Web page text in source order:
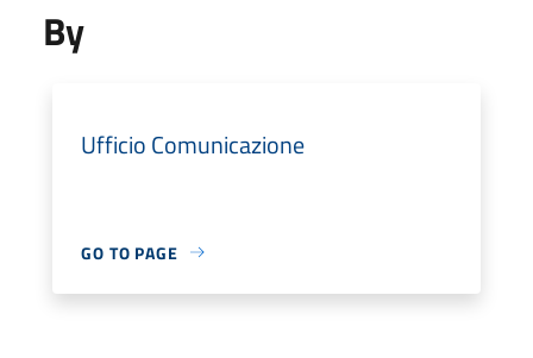
By
Ufficio Comunicazione
GO TO PAGE